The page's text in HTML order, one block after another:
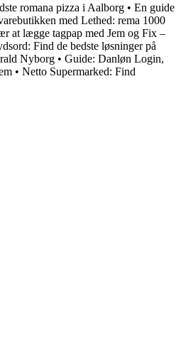
romana pizza i Aalborg • En guide
med Lethed: rema 1000
at lægge tagpap med Jem og Fix –
Find de bedste løsninger på
Nyborg • Guide: Danløn Login,
• Netto Supermarked: Find